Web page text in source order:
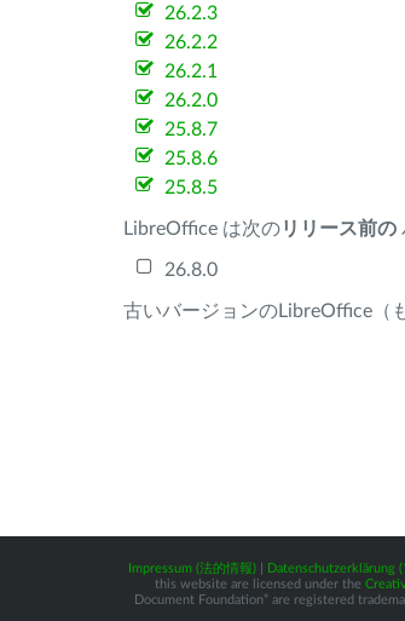
26.2.3
26.2.2
26.2.1
26.2.0
25.8.7
25.8.6
25.8.5
LibreOffice は次のリリース前の
26.8.0
古いバージョンのLibreOffice（
Impressum (法的情報) Datenschutzerklärung
this website are licensed under the
Document Foundation” are registered